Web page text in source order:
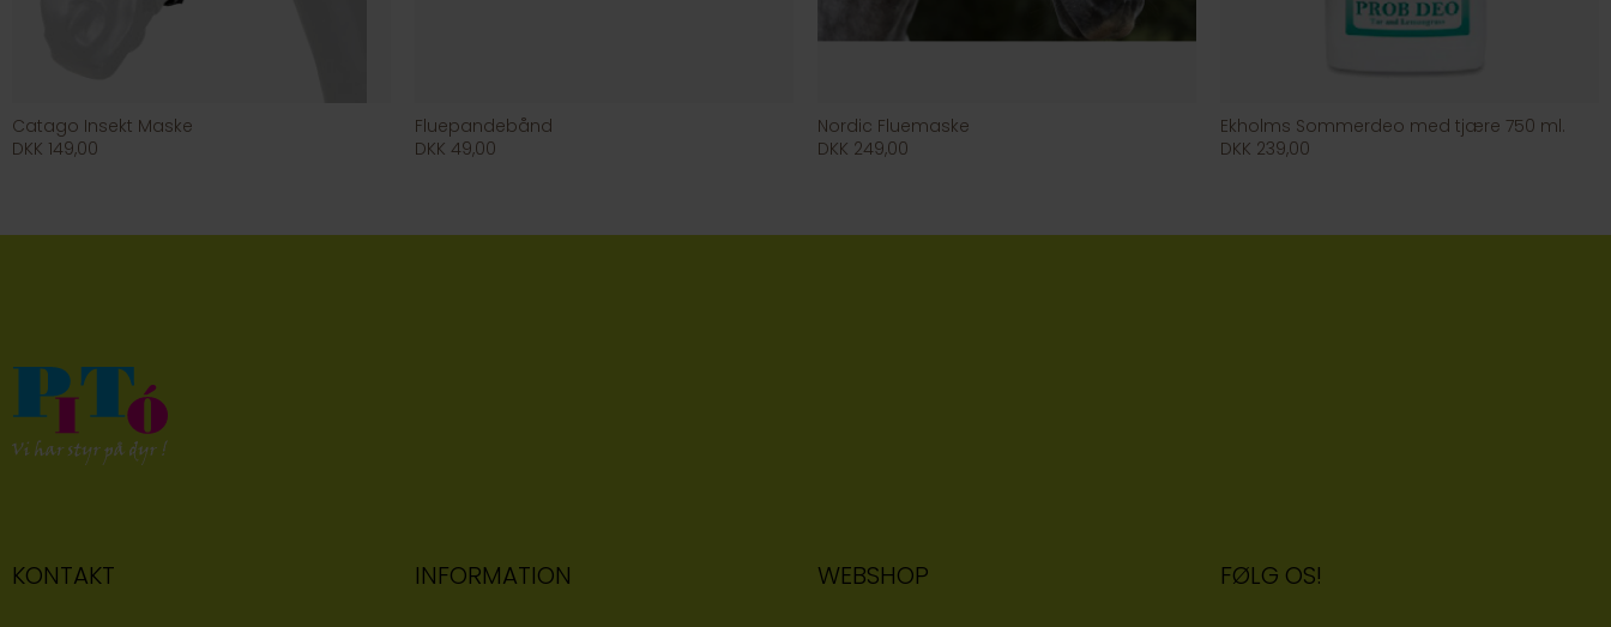
Catago Insekt Maske
DKK 149,00
Fluepandebånd
DKK 49,00
Nordic Fluemaske
DKK 249,00
Ekholms Sommerdeo med tjære 750 ml.
DKK 239,00
KONTAKT INFORMATION WEBSHOP FØLG OS!